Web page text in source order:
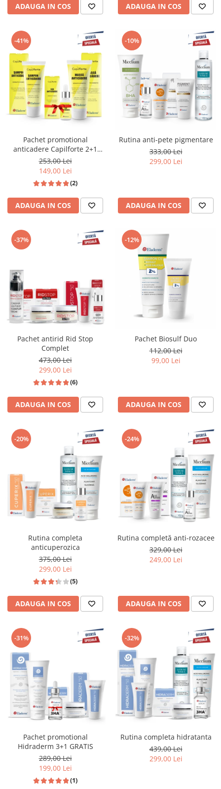
ADAUGA IN COS ADAUGA IN COS
-41%
Pachet promotional
anticadere Capilforte 2+1
GRATIS
253,00 Lei
149,00 Lei
(2)
ADAUGA IN COS
-10%
Rutina anti-pete pigmentare
333,00 Lei
299,00 Lei
ADAUGA IN COS
-37%
Pachet antirid Rid Stop
Complet
473,00 Lei
299,00 Lei
(6)
ADAUGA IN COS
-12%
Pachet Biosulf Duo
112,00 Lei
99,00 Lei
ADAUGA IN COS
-20%
Rutina completa
anticuperozica
375,00 Lei
299,00 Lei
(5)
ADAUGA IN COS
-24%
Rutina completă anti-rozacee
329,00 Lei
249,00 Lei
ADAUGA IN COS
-31%
Pachet promotional
Hidraderm 3+1 GRATIS
289,00 Lei
199,00 Lei
(1)
-32%
Rutina completa hidratanta
439,00 Lei
299,00 Lei